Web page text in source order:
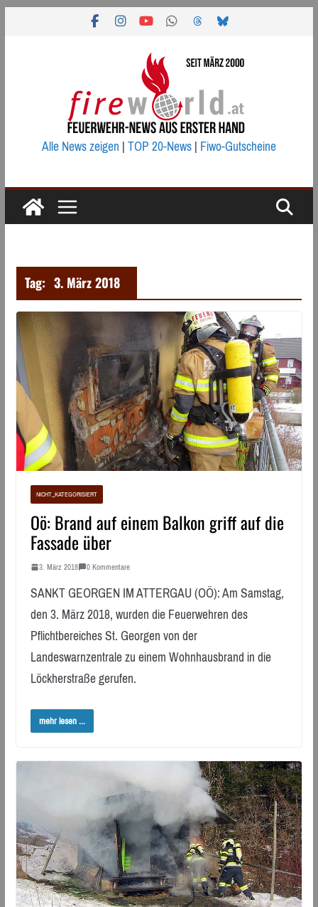
Alle News zeigen|TOP 20-News|Fiwo-Gutscheine
Tag: 3. März 2018
NICHT_KATEGORISIERT
Oö: Brand auf einem Balkon griff auf die
Fassade über
3. März 2018 0 Kommentare
SANKT GEORGEN IM ATTERGAU (OÖ): Am Samstag,
den 3. März 2018, wurden die Feuerwehren des
Pflichtbereiches St. Georgen von der
Landeswarnzentrale zu einem Wohnhausbrand in die
Löckherstraße gerufen.
mehr lesen ...